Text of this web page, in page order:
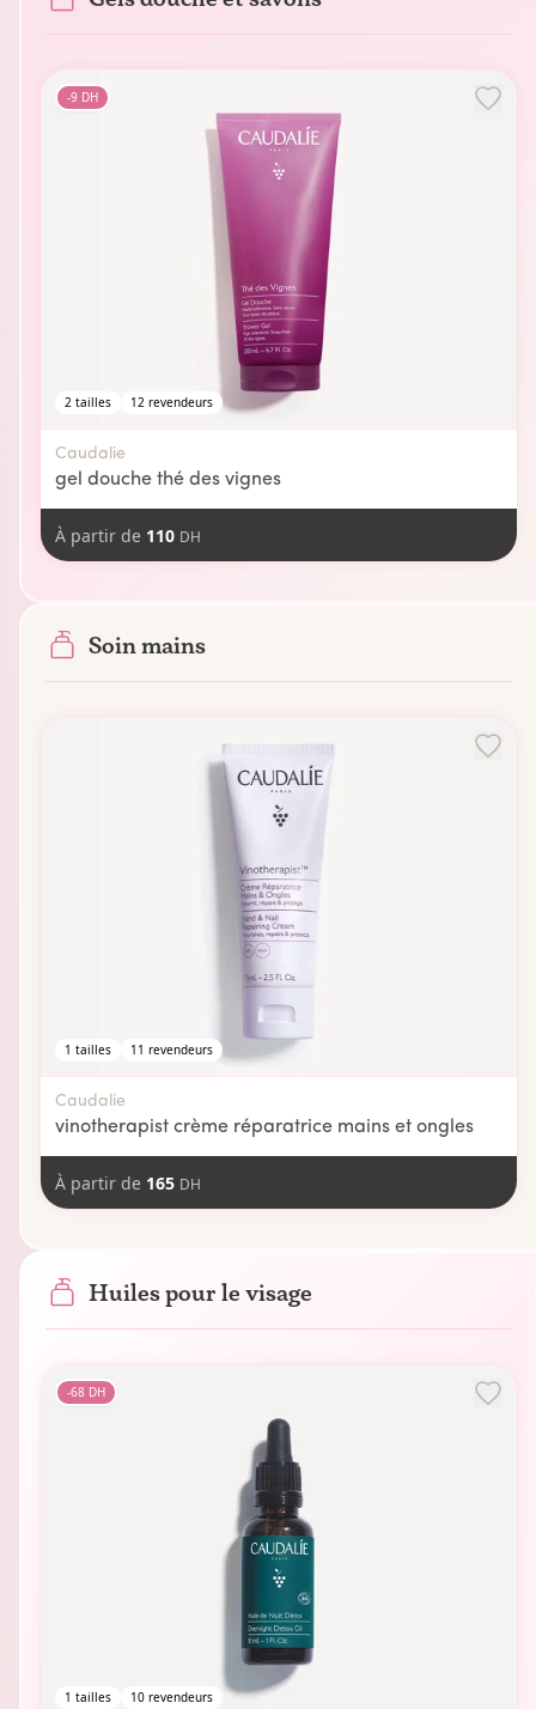
-9DH
2tailles 12revendeurs
Caudalie
gel douche thé des vignes
À partir de 110 DH
Soin mains
1 tailles 11 revendeurs
Caudalie
vinotherapist crème réparatrice mains et ongles
À partir de 165 DH
Huiles pour le visage
-68 DH
1 tailles 10revendeurs